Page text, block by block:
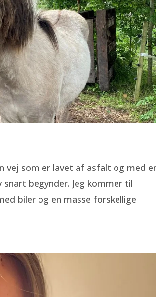
vej som er lavet af asfalt og med
begynder. Jeg kommer til
biler og en masse forskellige